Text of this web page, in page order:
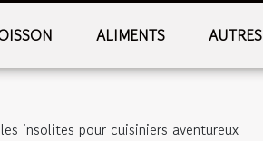
ALIMENTS AUTRES
insolites pour cuisiniers aventureux